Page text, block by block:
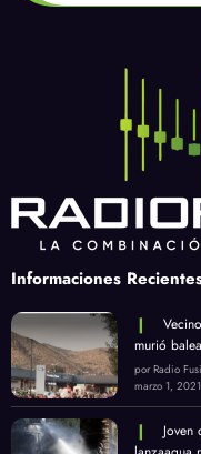
Informaciones
murió
por Radio
marzo 1, 2021